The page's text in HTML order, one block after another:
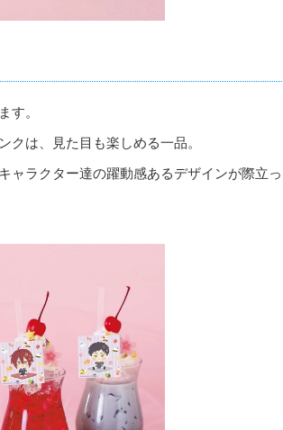
す。
クは、見た目も楽しめる一品。
ャラクター達の躍動感あるデザインが際立っ